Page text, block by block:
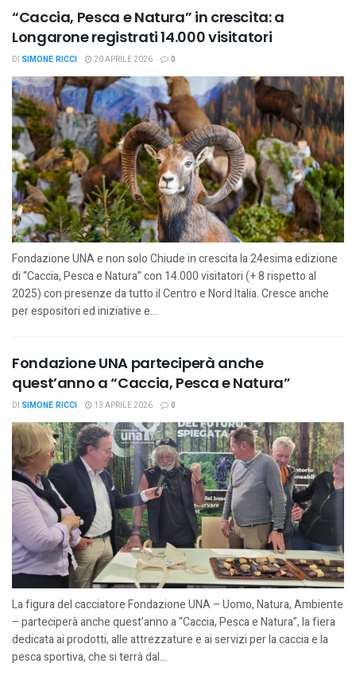
“Caccia, Pesca e Natura” in crescita: a
Longarone registrati 14.000 visitatori
DI SIMONE RICCI 20 APRILE 2026 0
Fondazione UNA e non solo Chiude in crescita la 24esima edizione
di “Caccia, Pesca e Natura” con 14.000 visitatori (+ 8 rispetto al
2025) con presenze da tutto il Centro e Nord Italia. Cresce anche
per espositori ed iniziative e...
Fondazione UNA parteciperà anche
quest’anno a “Caccia, Pesca e Natura”
DI SIMONE RICCI 13 APRILE 2026 0
La figura del cacciatore Fondazione UNA – Uomo, Natura, Ambiente
– parteciperà anche quest’anno a “Caccia, Pesca e Natura”, la fiera
dedicata ai prodotti, alle attrezzature e ai servizi per la caccia e la
pesca sportiva, che si terrà dal...